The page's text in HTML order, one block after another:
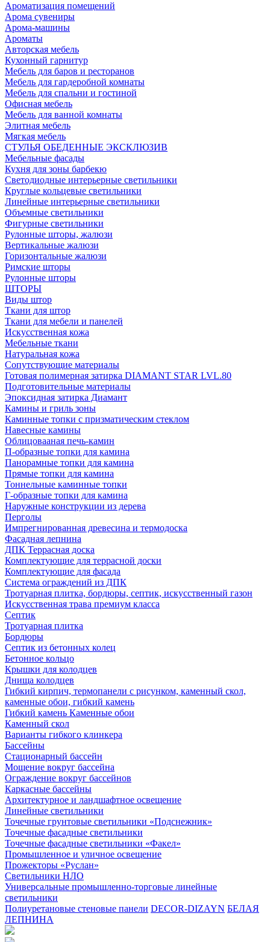
Ароматизация помещений
Арома сувениры
Арома-машины
Ароматы
Авторская мебель
Кухонный гарнитур
Мебель для баров и ресторанов
Мебель для гардеробной комнаты
Мебель для спальни и гостиной
Офисная мебель
Мебель для ванной комнаты
Элитная мебель
Мягкая мебель
СТУЛЬЯ ОБЕДЕННЫЕ ЭКСКЛЮЗИВ
Мебельные фасады
Кухня для зоны барбекю
Светодиодные интерьерные светильники
Круглые кольцевые светильники
Линейные интерьерные светильники
Объемные светильники
Фигурные светильники
Рулонные шторы, жалюзи
Вертикальные жалюзи
Горизонтальные жалюзи
Римские шторы
Рулонные шторы
ШТОРЫ
Виды штор
Ткани для штор
Ткани для мебели и панелей
Искусственная кожа
Мебельные ткани
Натуральная кожа
Сопутствующие материалы
Готовая полимерная затирка DIAMANT STAR LVL.80
Подготовительные материалы
Эпоксидная затирка Диамант
Камины и гриль зоны
Каминные топки с призматическим стеклом
Навесные камины
Облицовааная печь-камин
П-образные топки для камина
Панорамные топки для камина
Прямые топки для камина
Тоннельные каминные топки
Г-образные топки для камина
Наружные конструкции из дерева
Перголы
Импрегнированная древесина и термодоска
Фасадная лепнина
ДПК Террасная доска
Комплектующие для террасной доски
Комплектующие для фасада
Система ограждений из ДПК
Тротуарная плитка, бордюры, септик, искусственный газон
Искусственная трава премиум класса
Септик
Тротуарная плитка
Бордюры
Септик из бетонных колец
Бетонное кольцо
Крышки для колодцев
Днища колодцев
Гибкий кирпич, термопанели с рисунком, каменный скол,
каменные обои, гибкий камень
Гибкий камень Каменные обои
Каменный скол
Варианты гибкого клинкера
Бассейны
Стационарный бассейн
Мощение вокруг бассейна
Ограждение вокруг бассейнов
Каркасные бассейны
Архитектурное и ландшафтное освещение
Линейные светильники
Точечные грунтовые светильники «Подснежник»
Точечные фасадные светильники
Точечные фасадные светильники «Факел»
Промышленное и уличное освещение
Прожекторы «Руслан»
Светильники НЛО
Универсальные промышленно-торговые линейные
светильники
Полиуретановые стеновые панели DECOR-DIZAYN БЕЛАЯ
ЛЕПНИНА